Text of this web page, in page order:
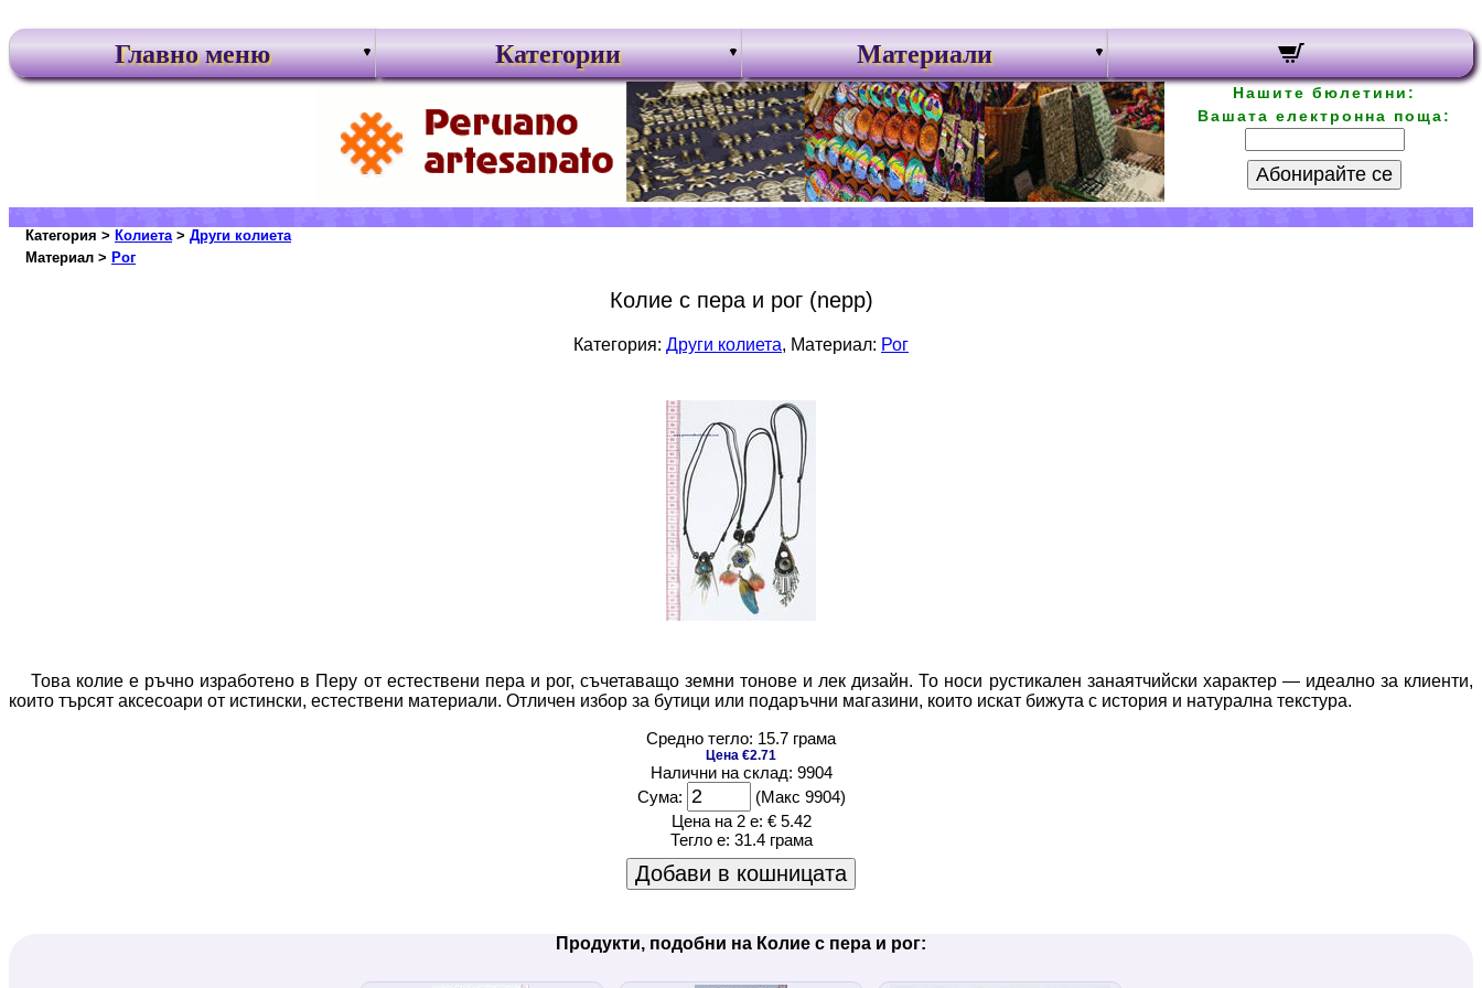
Главно меню Категории Материали
Нашите бюлетини:
Вашата електронна поща:
Абонирайте се
Категория > Колиета> Други колиета
Материал > Рог
Колие с пера и рог (nepp)
Категория: Други колиета, Материал: Рог
Това колие е ръчно изработено в Перу от естествени пера и рог, съчетаващо земни тонове и лек дизайн. То носи рустикален занаятчийски характер — идеално за клиенти,
които търсят аксесоари от истински, естествени материали. Отличен избор за бутици или подаръчни магазини, които искат бижута с история и натурална текстура.
Средно тегло: 15.7 грама
Цена €2.71
Налични на склад: 9904
Сума:
(Макс 9904)
Цена на 2 е: € 5.42
Тегло е: 31.4 грама
Добави в кошницата
Продукти, подобни на Колие с пера и рог: